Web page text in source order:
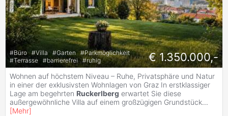
#Büro #Villa #Garten #Parkmöglichkeit
#Terrasse #barrierefrei #ruhig € 1.350.000,-
Wohnen auf höchstem Niveau – Ruhe, Privatsphäre und Natur
in einer der exklusivsten Wohnlagen von Graz In erstklassiger
Lage am begehrten Ruckerlberg erwartet Sie diese
außergewöhnliche Villa auf einem großzügigen Grundstück...
[Mehr]